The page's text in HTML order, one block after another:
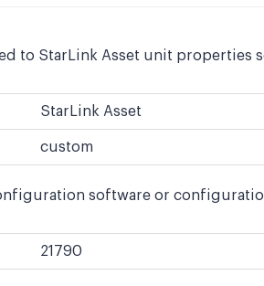
to StarLink Asset unit properties
StarLink Asset
custom
software or
21790